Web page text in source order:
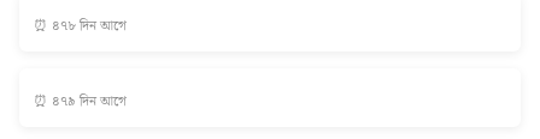
⏰ ৪৭৮ দিন আগে
⏰ ৪৭৯ দিন আগে